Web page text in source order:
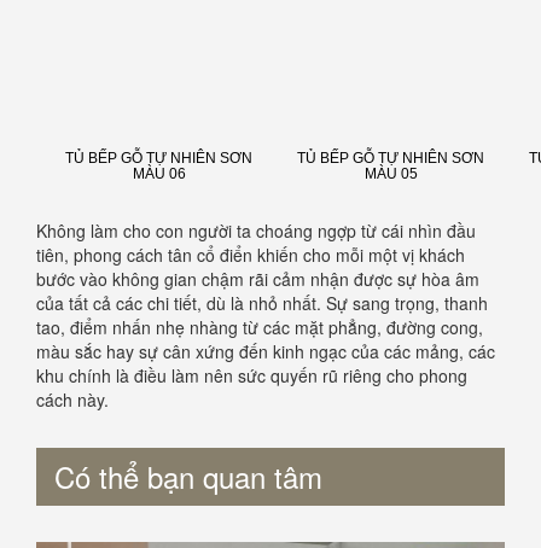
TỦ BẾP GỖ TỰ NHIÊN SƠN
MÀU 06
TỦ BẾP GỖ TỰ NHIÊN SƠN
MÀU 05
Không làm cho con người ta choáng ngợp từ cái nhìn đầu
tiên, phong cách tân cổ điển khiến cho mỗi một vị khách
bước vào không gian chậm rãi cảm nhận được sự hòa âm
của tất cả các chi tiết, dù là nhỏ nhất. Sự sang trọng, thanh
tao, điểm nhấn nhẹ nhàng từ các mặt phẳng, đường cong,
màu sắc hay sự cân xứng đến kinh ngạc của các mảng, các
khu chính là điều làm nên sức quyến rũ riêng cho phong
cách này.
Có thể bạn quan tâm